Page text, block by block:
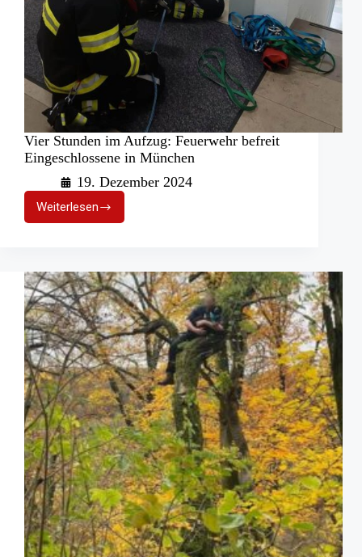
Vier Stunden im Aufzug: Feuerwehr befreit
Eingeschlossene in München
19. Dezember 2024
Weiterlesen
Vier
Stunden
Feuerwehr
befreit
Eingeschlossene
in
München